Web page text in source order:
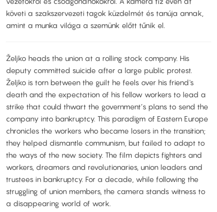
követi a szakszervezeti tagok küzdelmét és tanúja annak,
amint a munka világa a szemünk előtt tűnik el.
Željko heads the union at a rolling stock company. His
deputy committed suicide after a large public protest.
Željko is torn between the guilt he feels over his friend's
death and the expectation of his fellow workers to lead a
strike that could thwart the government’s plans to send the
company into bankruptcy. This paradigm of Eastern Europe
chronicles the workers who became losers in the transition;
they helped dismantle communism, but failed to adapt to
the ways of the new society. The film depicts fighters and
workers, dreamers and revolutionaries, union leaders and
trustees in bankruptcy. For a decade, while following the
struggling of union members, the camera stands witness to
a disappearing world of work.